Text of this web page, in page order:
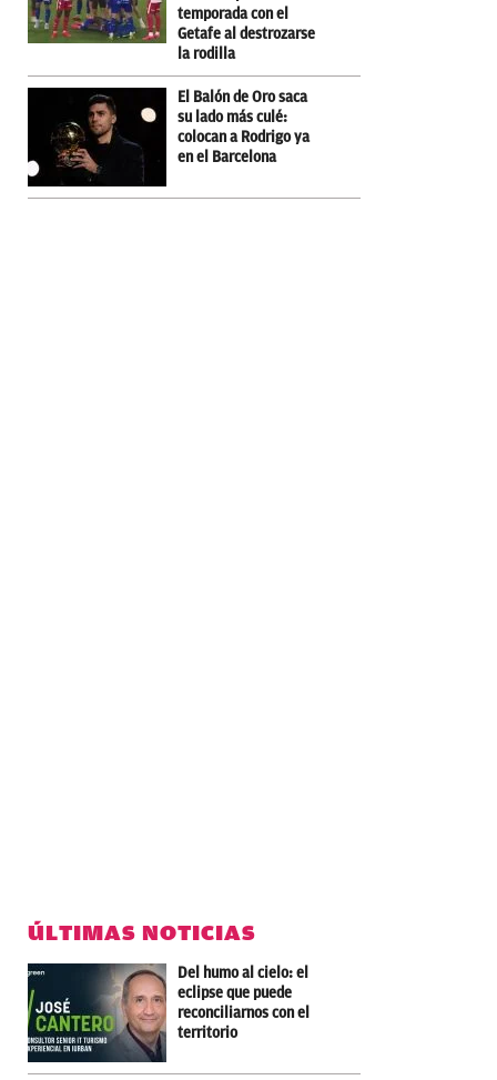
temporada con el
Getafe al destrozarse
la rodilla
El Balón de Oro saca
su lado más culé:
colocan a Rodrigo ya
en el Barcelona
ÚLTIMAS NOTICIAS
Del humo al cielo: el
eclipse que puede
reconciliarnos con el
territorio